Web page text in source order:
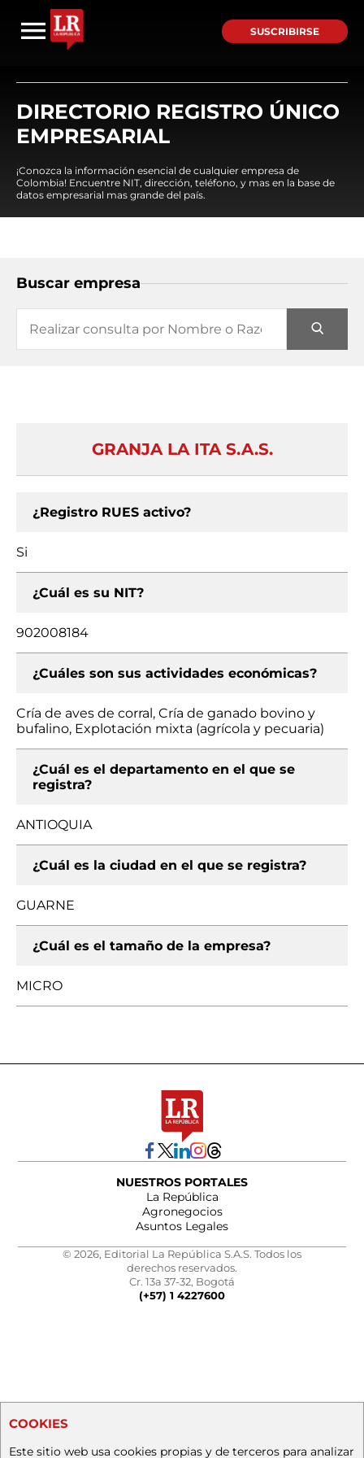
SUSCRIBIRSE
DIRECTORIO REGISTRO ÚNICO
EMPRESARIAL
¡Conozca la información esencial de cualquier empresa de
Colombia! Encuentre NIT, dirección, teléfono, y mas en la base de
datos empresarial mas grande del país.
Buscar empresa
GRANJA LA ITA S.A.S.
¿Registro RUES activo?
Si
¿Cuál es su NIT?
902008184
¿Cuáles son sus actividades económicas?
Cría de aves de corral, Cría de ganado bovino y
bufalino, Explotación mixta (agrícola y pecuaria)
¿Cuál es el departamento en el que se
registra?
ANTIOQUIA
¿Cuál es la ciudad en el que se registra?
GUARNE
¿Cuál es el tamaño de la empresa?
MICRO
NUESTROS PORTALES
La República
Agronegocios
Asuntos Legales
© 2026, Editorial La República S.A.S. Todos los
derechos reservados.
Cr. 13a 37-32, Bogotá
(+57) 1 4227600
COOKIES
Este sitio web usa cookies propias y de terceros para analizar